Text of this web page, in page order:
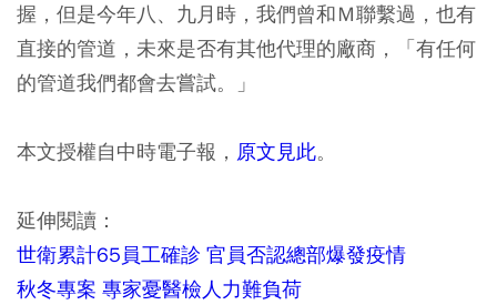
握，但是今年八、九月時，我們曾和Ｍ聯繫過，也有
直接的管道，未來是否有其他代理的廠商，「有任何
的管道我們都會去嘗試。」
本文授權自中時電子報， 原文見此。
延伸閱讀：
世衛累計65員工確診 官員否認總部爆發疫情
秋冬專案 專家憂醫檢人力難負荷